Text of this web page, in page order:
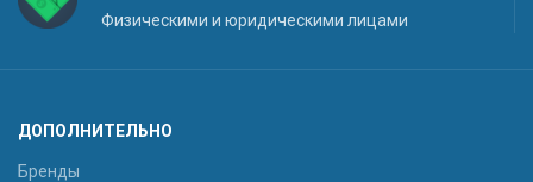
Физическими и юридическими лицами
ДОПОЛНИТЕЛЬНО
Бренды